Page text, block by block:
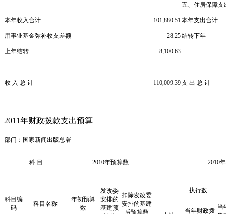
五、住房保障支
本年收入合计 101,880.51本年支出合计
用事业基金弥补收支差额 28.25结转下年
上年结转 8,100.63
收 入 总 计 110,009.39支 出 总 计
2011年财政拨款支出预算
部门：国家新闻出版总
科 目 2010年预算数 2010
科目编
码
科目名称
年初预算
数
发改委
安排的
基建预
扣除发改委
安排的基建
后预算数
执行数
当年财政拨
当